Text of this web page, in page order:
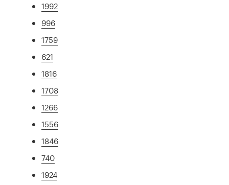
1992
996
1759
621
1816
1708
1266
1556
1846
740
1924